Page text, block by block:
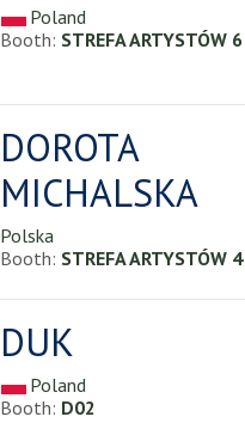
Poland
Booth: STREFA ARTYSTÓW 6
DOROTA
MICHALSKA
Polska
Booth: STREFA ARTYSTÓW 4
DUK
Poland
Booth: D02